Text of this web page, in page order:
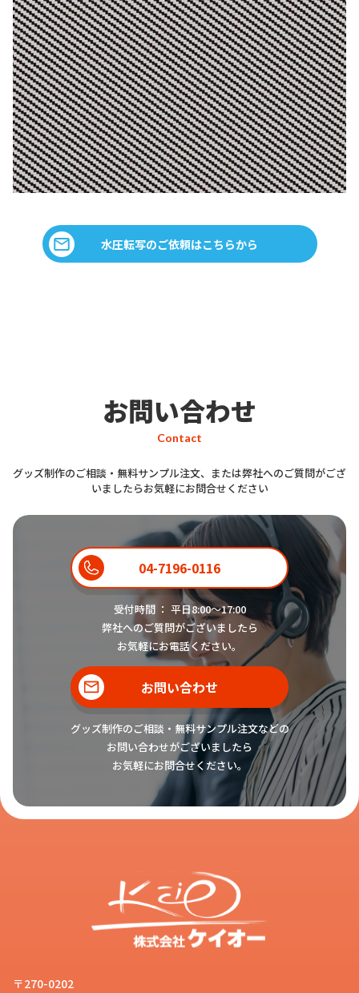
水圧転写のご依頼はこちらから
お問い合わせ
Contact
グッズ制作のご相談・無料サンプル注文、または弊社へのご質問がござ
いましたらお気軽にお問合せください
04-7196-0116
受付時間 ： 平日8:00〜17:00
弊社へのご質問がございましたら
お気軽にお電話ください。
お問い合わせ
グッズ制作のご相談・無料サンプル注文などの
お問い合わせがございましたら
お気軽にお問合せください。
〒270-0202